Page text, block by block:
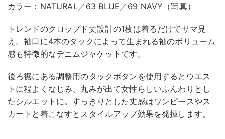
カラー：NATURAL／63 BLUE／69 NAVY（写真）
トレンドのクロップド丈設計の1枚は着るだけでサマ見
え。袖口に4本のタックによって生まれる袖のボリューム
感も特徴的なデニムジャケットです。
後ろ裾にある調整用のタックボタンを使用するとウエス
トに程よくなじみ、丸みが出て女性らしいふんわりとし
たシルエットに。すっきりとした丈感はワンピースやス
カートと着こなすとスタイルアップ効果を発揮します。